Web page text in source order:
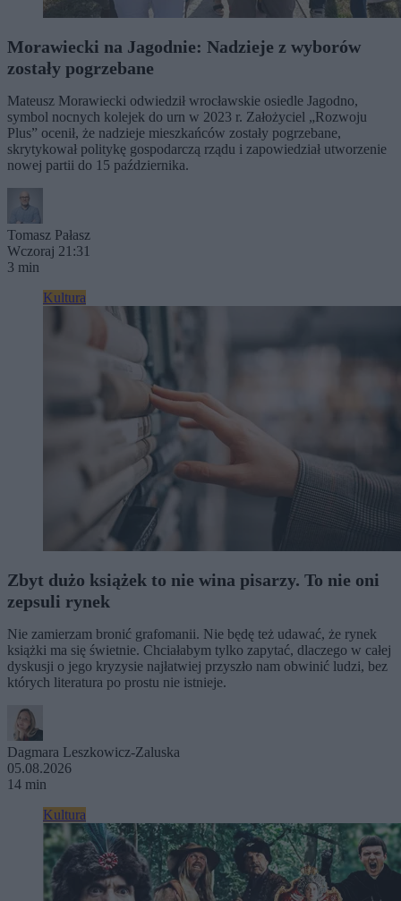
Morawiecki na Jagodnie: Nadzieje z wyborów
zostały pogrzebane
Mateusz Morawiecki odwiedził wrocławskie osiedle Jagodno,
symbol nocnych kolejek do urn w 2023 r. Założyciel „Rozwoju
Plus” ocenił, że nadzieje mieszkańców zostały pogrzebane,
skrytykował politykę gospodarczą rządu i zapowiedział utworzenie
nowej partii do 15 października.
Tomasz Pałasz
Wczoraj 21:31
3 min
Kultura
Zbyt dużo książek to nie wina pisarzy. To nie oni
zepsuli rynek
Nie zamierzam bronić grafomanii. Nie będę też udawać, że rynek
książki ma się świetnie. Chciałabym tylko zapytać, dlaczego w całej
dyskusji o jego kryzysie najłatwiej przyszło nam obwinić ludzi, bez
których literatura po prostu nie istnieje.
Dagmara Leszkowicz-Zaluska
05.08.2026
14 min
Kultura